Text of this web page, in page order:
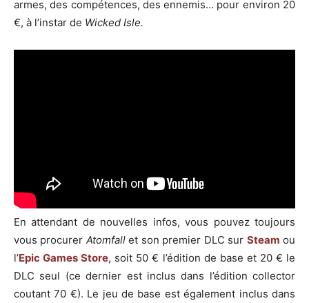
armes, des compétences, des ennemis… pour environ 20
€, à l’instar de Wicked Isle.
En attendant de nouvelles infos, vous pouvez toujours
vous procurer Atomfallet son premier DLC sur Steam ou
l’Epic Games Store, soit 50 € l’édition de base et 20 € le
DLC seul (ce dernier est inclus dans l’édition collector
coutant 70 €). Le jeu de base est également inclus dans